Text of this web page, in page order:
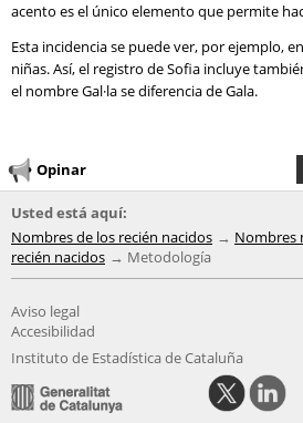
acento es el único elemento que permite
Esta incidencia se puede ver, por ejemplo,
niñas. Así, el registro de Sofia incluye
el nombre Gal·la se diferencia de Gala.
Opinar
Usted está aquí:
Nombres de los recién nacidos
Nombres
recién nacidos
Metodología
Aviso legal
Accesibilidad
Instituto de Estadística de Cataluña